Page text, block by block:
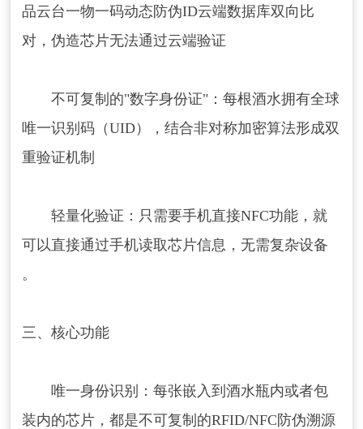
品云台一物一码动态防伪ID云端数据库双向比
对，伪造芯片无法通过云端验证 ‌
‌不可复制的"数字身份证"‌：每根酒水拥有全球
唯一识别码（UID），结合非对称加密算法形成双
重验证机制 ‌
‌轻量化验证‌：只需要手机直接NFC功能，就
可以直接通过手机读取芯片信息，无需复杂设备
‌。
三、核心功能
‌唯一身份识别‌：每张嵌入到酒水瓶内或者包
装内的芯片，都是不可复制的RFID/NFC防伪溯源